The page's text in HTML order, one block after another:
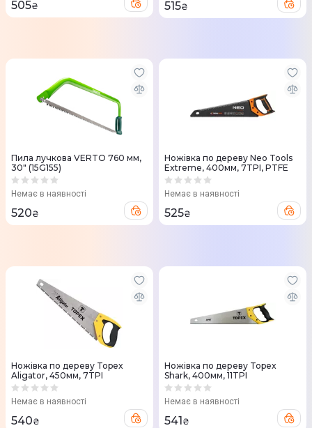
505₴ 515₴
Пила лучкова VERTO 760 мм,
30" (15G155)
Немає в наявності
520₴
Ножівка по дереву Neo Tools
Extreme, 400мм, 7TPI, PTFE
Немає в наявності
525₴
Ножівка по дереву Topex
Aligator, 450мм, 7TPI
Немає в наявності
540₴
Ножівка по дереву Topex
Shark, 400мм, 11TPI
Немає в наявності
541₴